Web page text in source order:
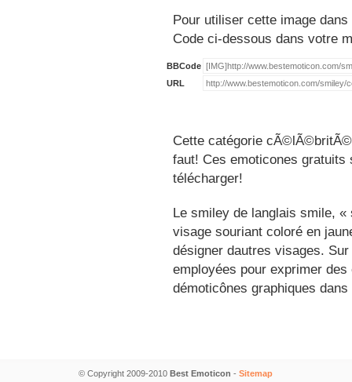
Pour utiliser cette image
Code ci-dessous dans votre
BBCode
URL
Cette catégorie
faut! Ces emoticones
télécharger!
Le smiley de langlais smile,
visage souriant coloré en
désigner dautres visages.
employées pour exprimer
démoticônes graphiques
© Copyright 2009-2010 Best Emoticon - Sitemap